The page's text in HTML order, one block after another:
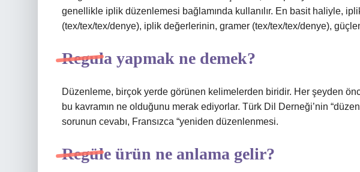
genellikle iplik düzenlemesi bağlamında kullanılır. En basit haliyle,
(tex/tex/tex/denye), iplik değerlerinin, gramer (tex/tex/tex/denye),
Regula yapmak ne demek?
Düzenleme, birçok yerde görünen kelimelerden biridir. Her şeyden
bu kavramın ne olduğunu merak ediyorlar. Türk Dil Derneği’nin
sorunun cevabı, Fransızca “yeniden düzenlenmesi.
Regüle ürün ne anlama gelir?